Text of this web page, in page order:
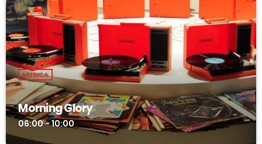
MUSICA
Morning Glory
06:00 - 10:00